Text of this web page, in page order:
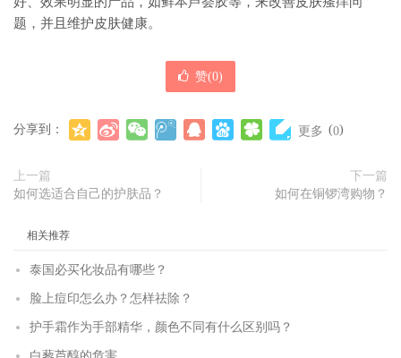
题，并且维护皮肤健康。
赞(0)
分享到： 更多 (0)
上一篇
如何选适合自己的护肤品？
下一篇
如何在铜锣湾购物？
相关推荐
泰国必买化妆品有哪些？
脸上痘印怎么办？怎样祛除？
护手霜作为手部精华，颜色不同有什么区别吗？